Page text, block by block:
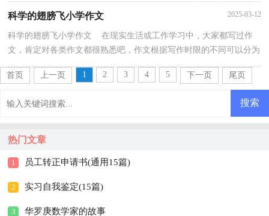
科学的翅膀飞小学作文 2025-03-12
科学的翅膀飞小学作文 在现实生活或工作学习中，大家都写过作
文，肯定对各类作文都很熟悉吧，作文根据写作时限的不同可以分为
首页
上一页 1 2 3 4 5 下一页 尾页
热门文章
1 员工转正申请书(通用15篇)
2 实习自我鉴定(15篇)
3 华罗庚数学家的故事